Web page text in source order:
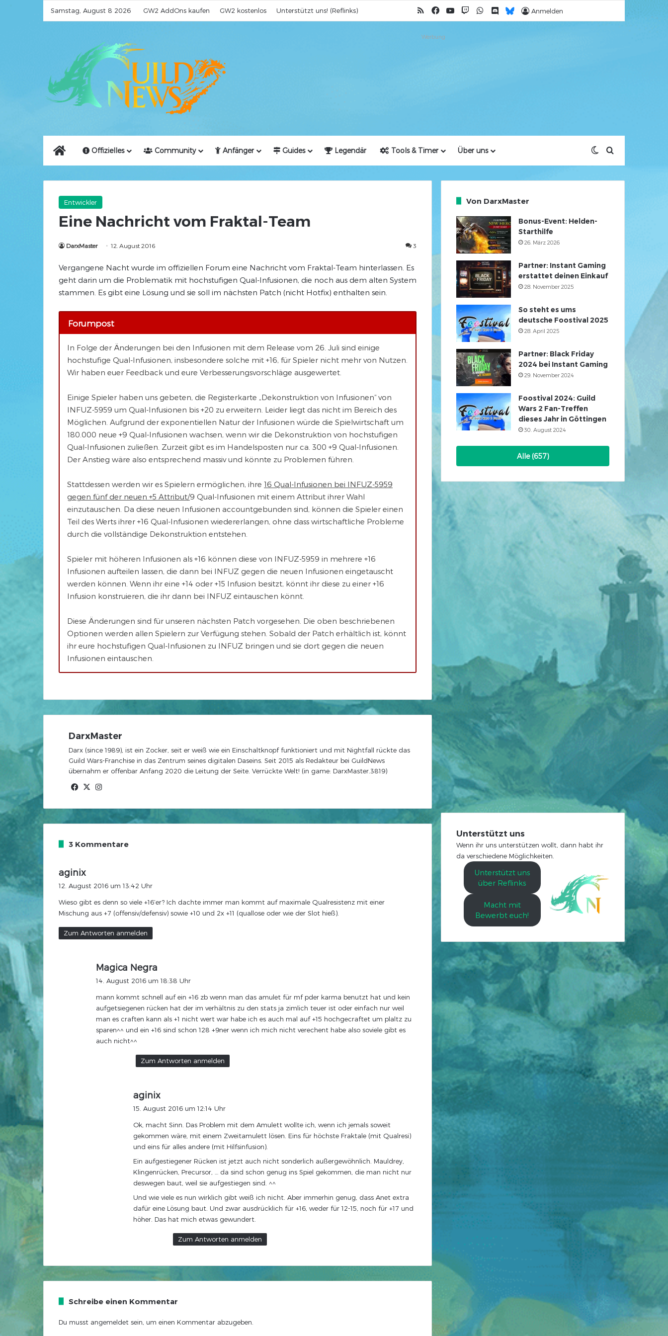
Samstag, August 8 2026 GW2 AddOns kaufen GW2 kostenlos Unterstützt uns! (Reflinks) RSSFacebook
YouTubeTwitchWhatsApp
DiscordBluesky
Anmelden
Werbung
Home Offizielles Community Anfänger Guides Legendär Tools & Timer Über uns Skin umschalten
Entwickler
Eine Nachricht vom Fraktal-Team
DarxMaster 12. August 2016 3
Vergangene Nacht wurde im offiziellen Forum eine Nachricht vom Fraktal-Team hinterlassen. Es
geht darin um die Problematik mit hochstufigen Qual-Infusionen, die noch aus dem alten System
stammen. Es gibt eine Lösung und sie soll im nächsten Patch (nicht Hotfix) enthalten sein.
Forumpost
In Folge der Änderungen bei den Infusionen mit dem Release vom 26. Juli sind einige
hochstufige Qual-Infusionen, insbesondere solche mit +16, für Spieler nicht mehr von Nutzen.
Wir haben euer Feedback und eure Verbesserungsvorschläge ausgewertet.
Einige Spieler haben uns gebeten, die Registerkarte „Dekonstruktion von Infusionen“ von
INFUZ-5959 um Qual-Infusionen bis +20 zu erweitern. Leider liegt das nicht im Bereich des
Möglichen. Aufgrund der exponentiellen Natur der Infusionen würde die Spielwirtschaft um
180.000 neue +9 Qual-Infusionen wachsen, wenn wir die Dekonstruktion von hochstufigen
Qual-Infusionen zuließen. Zurzeit gibt es im Handelsposten nur ca. 300 +9 Qual-Infusionen.
Der Anstieg wäre also entsprechend massiv und könnte zu Problemen führen.
Stattdessen werden wir es Spielern ermöglichen, ihre 16 Qual-Infusionen bei INFUZ-5959
gegen fünf der neuen +5 Attribut/9 Qual-Infusionen mit einem Attribut ihrer Wahl
einzutauschen. Da diese neuen Infusionen accountgebunden sind, können die Spieler einen
Teil des Werts ihrer +16 Qual-Infusionen wiedererlangen, ohne dass wirtschaftliche Probleme
durch die vollständige Dekonstruktion entstehen.
Spieler mit höheren Infusionen als +16 können diese von INFUZ-5959 in mehrere +16
Infusionen aufteilen lassen, die dann bei INFUZ gegen die neuen Infusionen eingetauscht
werden können. Wenn ihr eine +14 oder +15 Infusion besitzt, könnt ihr diese zu einer +16
Infusion konstruieren, die ihr dann bei INFUZ eintauschen könnt.
Diese Änderungen sind für unseren nächsten Patch vorgesehen. Die oben beschriebenen
Optionen werden allen Spielern zur Verfügung stehen. Sobald der Patch erhältlich ist, könnt
ihr eure hochstufigen Qual-Infusionen zu INFUZ bringen und sie dort gegen die neuen
Infusionen eintauschen.
DarxMaster
Darx (since 1989), ist ein Zocker, seit er weiß wie ein Einschaltknopf funktioniert und mit Nightfall rückte das
Guild Wars-Franchise in das Zentrum seines digitalen Daseins. Seit 2015 als Redakteur bei GuildNews
übernahm er offenbar Anfang 2020 die Leitung der Seite. Verrückte Welt! (in game: DarxMaster.3819)
Facebook
X
3 Kommentare
aginix
t
:
12. August 2016 um 13:42 Uhr
Wieso gibt es denn so viele +16’er? Ich dachte immer man kommt auf maximale Qualresistenz mit einer
Mischung aus +7 (offensiv/defensiv) sowie +10 und 2x +11 (quallose oder wie der Slot hieß).
Zum Antworten anmelden
Magica Negra
t
:
14. August 2016 um 18:38 Uhr
mann kommt schnell auf ein +16 zb wenn man das amulet für mf pder karma benutzt hat und kein
aufgetsiegenen rücken hat der im verhältnis zu den stats ja zimlich teuer ist oder einfach nur weil
man es craften kann als +1 nicht wert war habe ich es auch mal auf +15 hochgecraftet um plaltz zu
sparen^^ und ein +16 sind schon 128 +9ner wenn ich mich nicht verechent habe also soviele gibt es
auch nicht^^
Zum Antworten anmelden
aginix
t
:
15. August 2016 um 12:14 Uhr
Ok, macht Sinn. Das Problem mit dem Amulett wollte ich, wenn ich jemals soweit
gekommen wäre, mit einem Zweitamulett lösen. Eins für höchste Fraktale (mit Qualresi)
und eins für alles andere (mit Hilfsinfusion).
Ein aufgestiegener Rücken ist jetzt auch nicht sonderlich außergewöhnlich. Mauldrey,
Klingenrücken, Precursor, … da sind schon genug ins Spiel gekommen, die man nicht nur
deswegen baut, weil sie aufgestiegen sind. ^^
Und wie viele es nun wirklich gibt weiß ich nicht. Aber immerhin genug, dass Anet extra
dafür eine Lösung baut. Und zwar ausdrücklich für +16, weder für 12-15, noch für +17 und
höher. Das hat mich etwas gewundert.
Zum Antworten anmelden
Schreibe einen Kommentar
Du musst angemeldet sein, um einen Kommentar abzugeben.
Von DarxMaster
Bonus-Event: Helden-
Starthilfe
26. März 2026
Partner: Instant Gaming
erstattet deinen Einkauf
28. November 2025
So steht es ums
deutsche Foostival 2025
28. April 2025
Partner: Black Friday
2024 bei Instant Gaming
29. November 2024
Foostival 2024: Guild
Wars 2 Fan-Treffen
dieses Jahr in Göttingen
30. August 2024
Alle (657)
Unterstützt uns
Wenn ihr uns unterstützen wollt, dann habt ihr
da verschiedene Möglichkeiten.
Unterstützt uns
über Reflinks
Macht mit
Bewerbt euch!